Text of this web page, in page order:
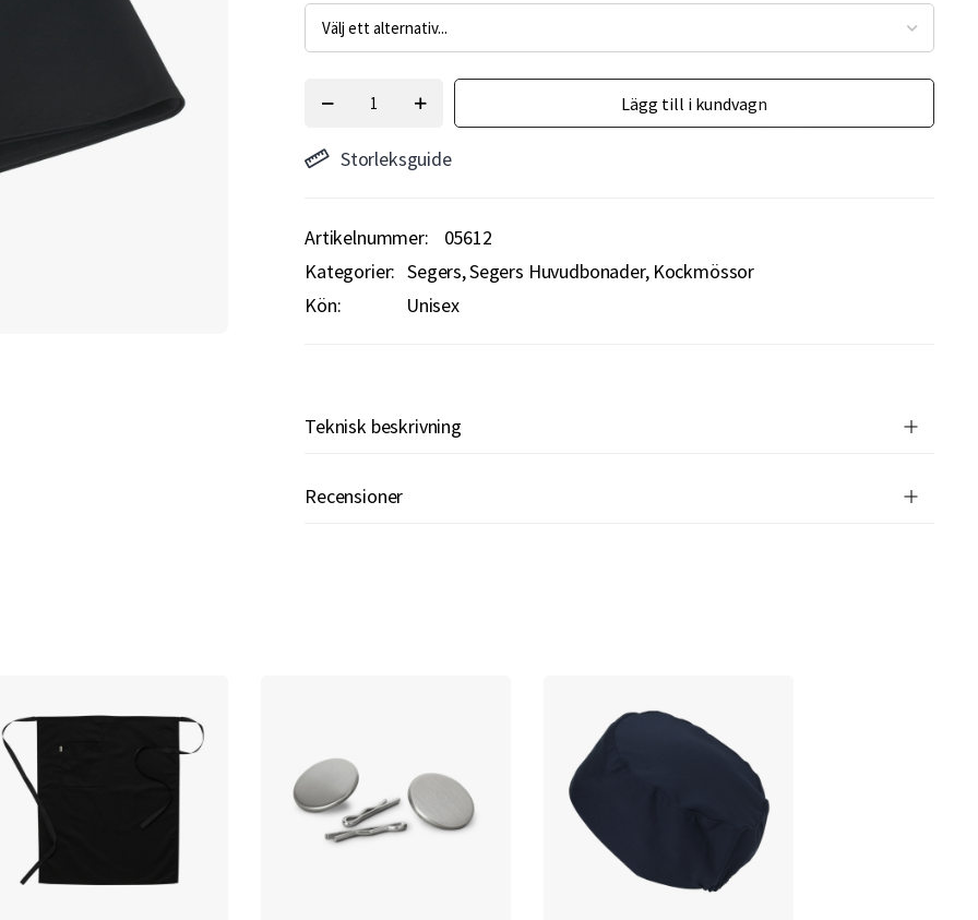
Lägg till i kundvagn
Storleksguide
Artikelnummer
05612
Kategorier: Segers Segers Huvudbonader Kockmössor
Kön:
Unisex
Teknisk beskrivning
Recensioner